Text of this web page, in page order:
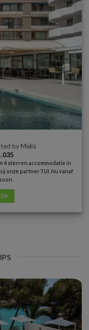
by Meliá
4 sterren accommodatie in
onze partner TUI. Nu vanaf